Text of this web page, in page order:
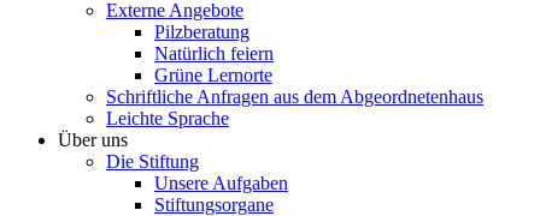
Externe Angebote
Pilzberatung
Natürlich feiern
Grüne Lernorte
Schriftliche Anfragen aus dem Abgeordnetenhaus
Leichte Sprache
Über uns
Die Stiftung
Unsere Aufgaben
Stiftungsorgane